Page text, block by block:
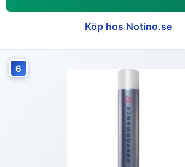
Köp hos Notino.se
6